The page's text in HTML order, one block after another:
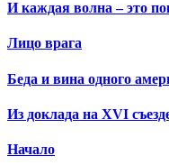
И каждая волна – это
Лицо врага
Беда и вина одного
Из доклада на XVI
Начало